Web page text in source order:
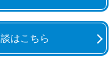
はこちら